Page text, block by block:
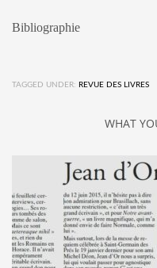
Bibliographie
TAGGED UNDER: REVUE DES LIVRES
WHAT